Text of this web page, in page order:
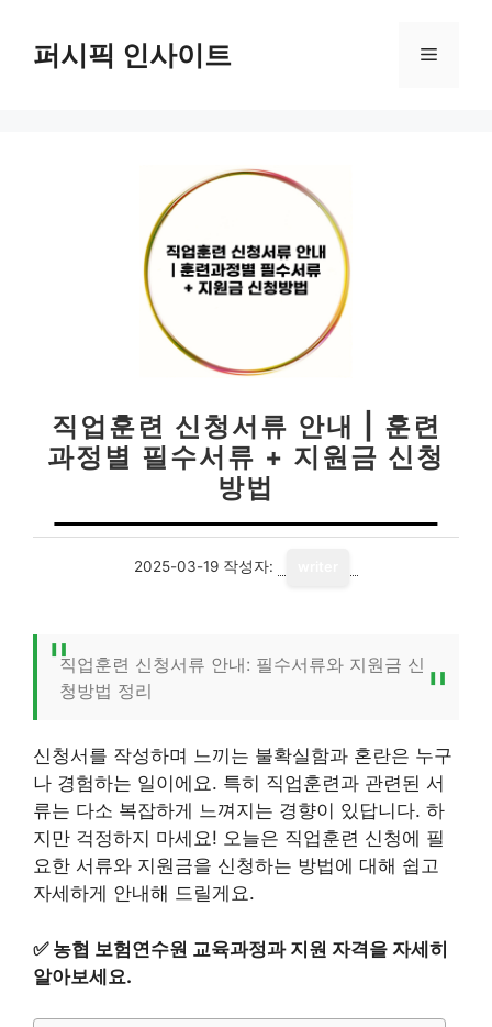
퍼시픽 인사이트 메
직업훈련 신청서류 안내 | 훈련
과정별 필수서류 + 지원금 신청
방법
2025-03-19 작성자:
직업훈련 신청서류 안내: 필수서류와 지원금 신
청방법 정리
신청서를 작성하며 느끼는 불확실함과 혼란은 누구
나 경험하는 일이에요. 특히 직업훈련과 관련된 서
류는 다소 복잡하게 느껴지는 경향이 있답니다. 하
지만 걱정하지 마세요! 오늘은 직업훈련 신청에 필
요한 서류와 지원금을 신청하는 방법에 대해 쉽고
자세하게 안내해 드릴게요.
✅ 농협 보험연수원 교육과정과 지원 자격을 자세히
알아보세요.